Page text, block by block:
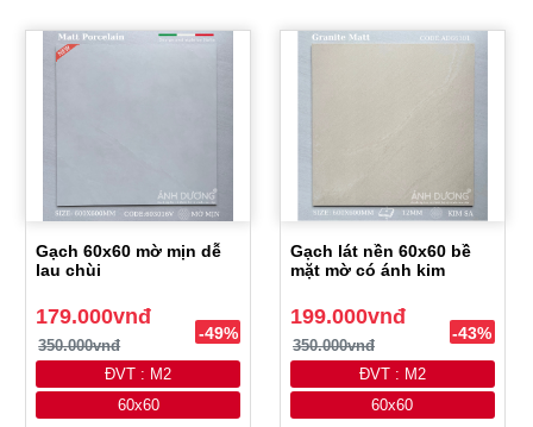
Gạch 60x60 mờ mịn dễ
lau chùi
179.000vnđ
350.000vnđ
-49%
ĐVT : M2
60x60
Gạch lát nền 60x60 bề
mặt mờ có ánh kim
199.000vnđ
350.000vnđ
-43%
ĐVT : M2
60x60